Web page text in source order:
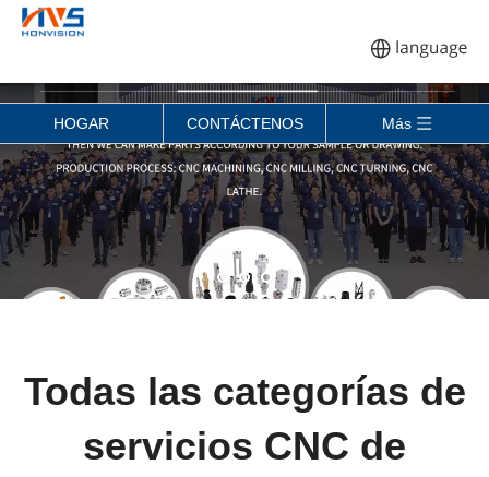
HOGAR CONTÁCTENOS Más
Todas las categorías de
servicios CNC de